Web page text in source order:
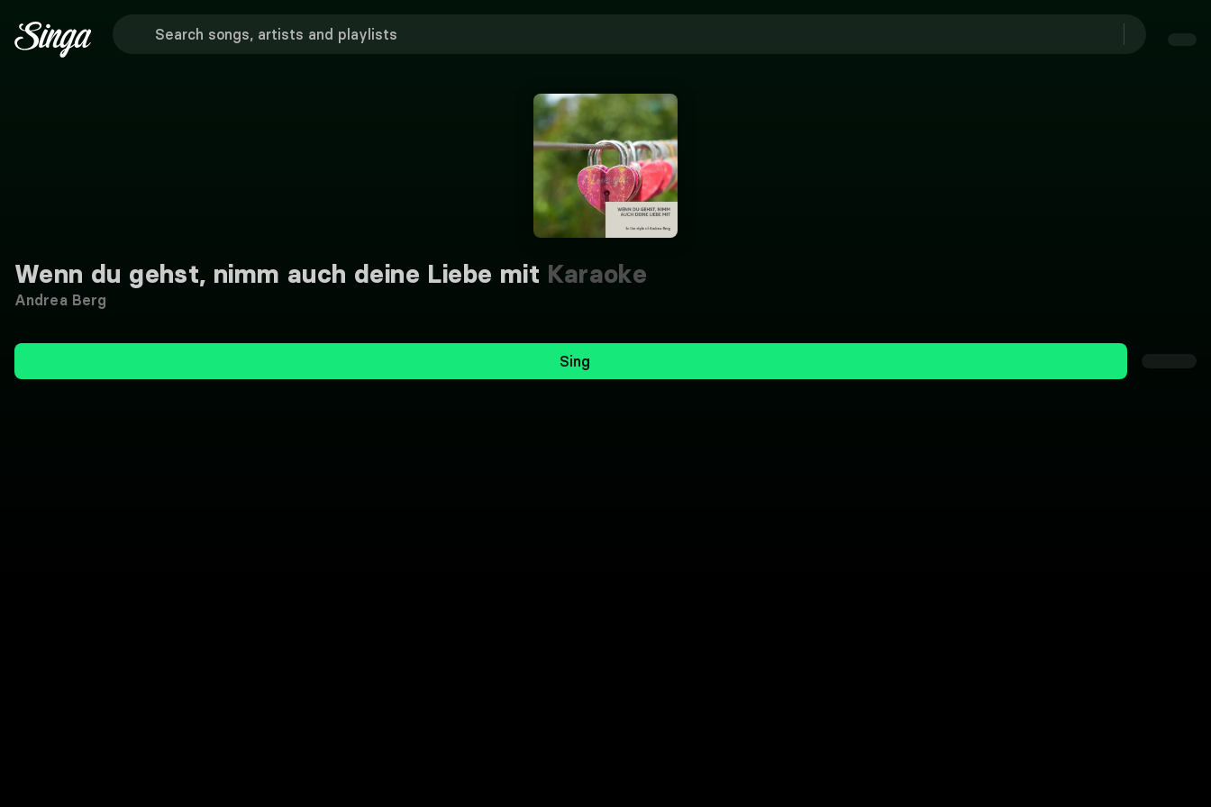
Wenn du gehst, nimm auch deine Liebe mit Karaoke
Andrea Berg
Sing